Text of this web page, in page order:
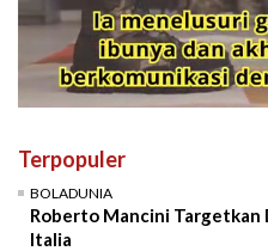
Terpopuler
BOLADUNIA
Roberto Mancini Targetkan
Italia